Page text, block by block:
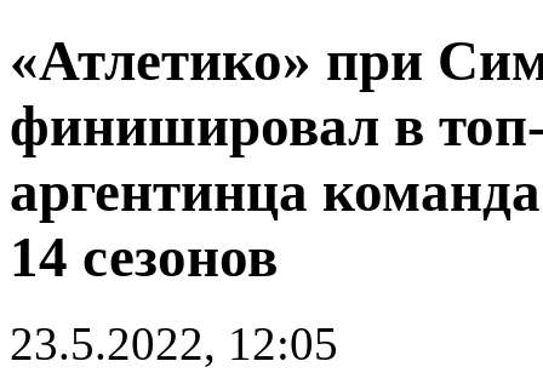
«Атлетико» при
финишировал в
аргентинца
14 сезонов
23.5.2022, 12:05